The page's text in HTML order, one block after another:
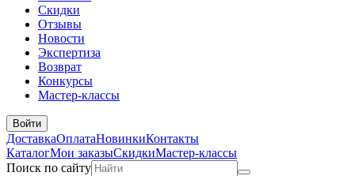
Скидки
Отзывы
Новости
Экспертиза
Возврат
Конкурсы
Мастер-классы
Войти
ДоставкаОплатаНовинкиКонтакты
КаталогМои заказыСкидкиМастер-классы
Поиск по сайту